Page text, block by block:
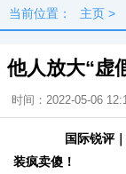
当前位置： 主页 >
他人放大“虚
时间：2022-05-06
国际锐评
装疯卖傻！